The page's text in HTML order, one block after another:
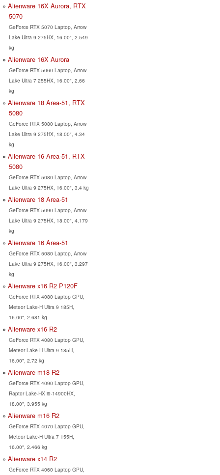
Alienware 16X Aurora, RTX
5070
GeForce RTX 5070 Laptop, Arrow
Lake Ultra 9 275HX, 16.00", 2.549
kg
Alienware 16X Aurora
GeForce RTX 5060 Laptop, Arrow
Lake Ultra 7 255HX, 16.00", 2.66
kg
Alienware 18 Area-51, RTX
5080
GeForce RTX 5080 Laptop, Arrow
Lake Ultra 9 275HX, 18.00", 4.34
kg
Alienware 16 Area-51, RTX
5080
GeForce RTX 5080 Laptop, Arrow
Lake Ultra 9 275HX, 16.00", 3.4 kg
Alienware 18 Area-51
GeForce RTX 5090 Laptop, Arrow
Lake Ultra 9 275HX, 18.00", 4.179
kg
Alienware 16 Area-51
GeForce RTX 5080 Laptop, Arrow
Lake Ultra 9 275HX, 16.00", 3.297
kg
Alienware x16 R2 P120F
GeForce RTX 4080 Laptop GPU,
Meteor Lake-H Ultra 9 185H,
16.00", 2.681 kg
Alienware x16 R2
GeForce RTX 4080 Laptop GPU,
Meteor Lake-H Ultra 9 185H,
16.00", 2.72 kg
Alienware m18 R2
GeForce RTX 4090 Laptop GPU,
Raptor Lake-HX i9-14900HX,
18.00", 3.955 kg
Alienware m16 R2
GeForce RTX 4070 Laptop GPU,
Meteor Lake-H Ultra 7 155H,
16.00", 2.466 kg
Alienware x14 R2
GeForce RTX 4060 Laptop GPU,